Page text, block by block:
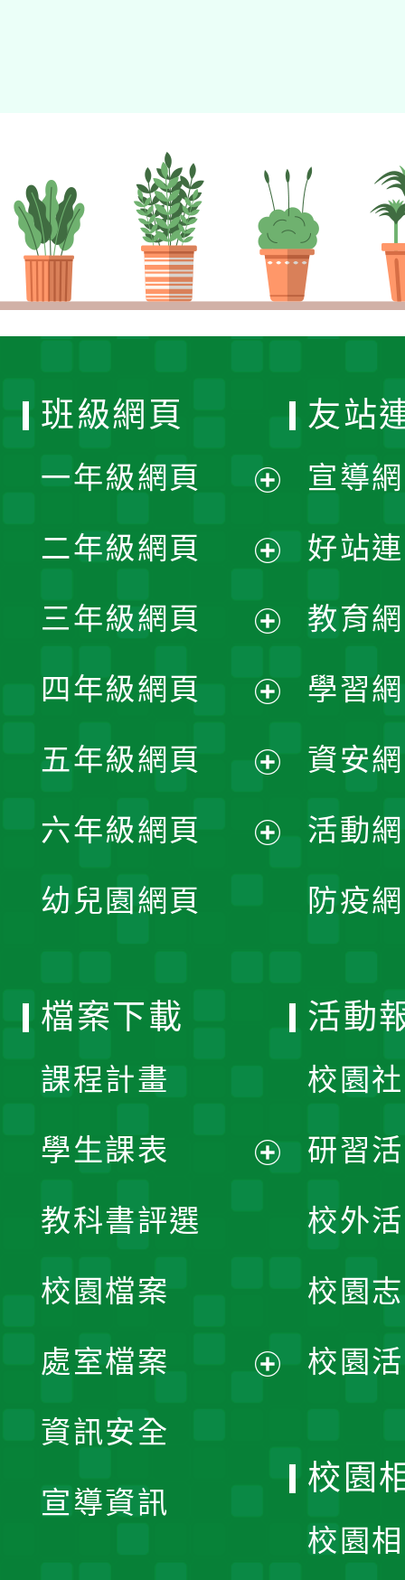
班級網頁
一年級網頁
開
選
單
二年級網頁
開
選
單
三年級網頁
開
選
單
四年級網頁
開
選
五年級網頁
開
六年級網頁
幼兒園網頁
友站
宣導
好站
教育
學習
資安
活動
防疫
檔案下載
課程計畫
學生課表
單
教科書評選
校園檔案
處室檔案
資訊安全
宣導資訊
活動
校園
研習
校外
校園
校園
校園
校園